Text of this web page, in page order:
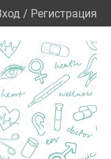
/ Регистрация